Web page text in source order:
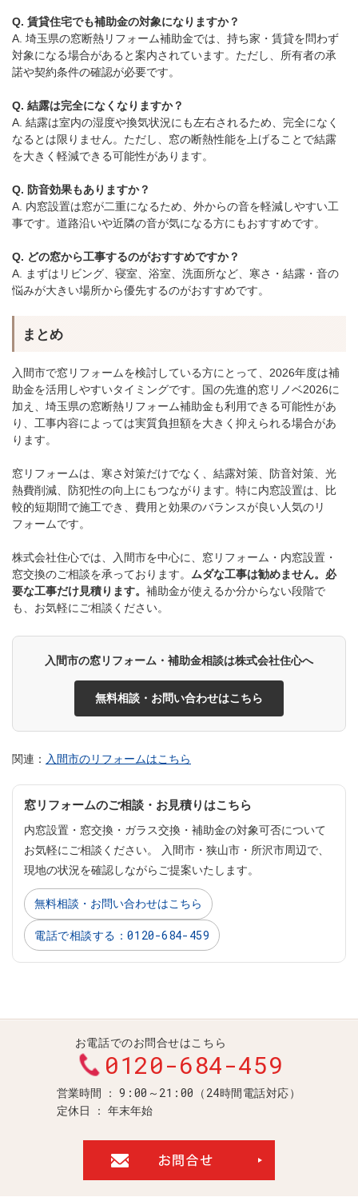
Q. 賃貸住宅でも補助金の対象になりますか？
A. 埼玉県の窓断熱リフォーム補助金では、持ち家・賃貸を問わず
対象になる場合があると案内されています。ただし、所有者の承
諾や契約条件の確認が必要です。
Q. 結露は完全になくなりますか？
A. 結露は室内の湿度や換気状況にも左右されるため、完全になく
なるとは限りません。ただし、窓の断熱性能を上げることで結露
を大きく軽減できる可能性があります。
Q. 防音効果もありますか？
A. 内窓設置は窓が二重になるため、外からの音を軽減しやすい工
事です。道路沿いや近隣の音が気になる方にもおすすめです。
Q. どの窓から工事するのがおすすめですか？
A. まずはリビング、寝室、浴室、洗面所など、寒さ・結露・音の
悩みが大きい場所から優先するのがおすすめです。
まとめ
入間市で窓リフォームを検討している方にとって、2026年度は補
助金を活用しやすいタイミングです。国の先進的窓リノベ2026に
加え、埼玉県の窓断熱リフォーム補助金も利用できる可能性があ
り、工事内容によっては実質負担額を大きく抑えられる場合があ
ります。
窓リフォームは、寒さ対策だけでなく、結露対策、防音対策、光
熱費削減、防犯性の向上にもつながります。特に内窓設置は、比
較的短期間で施工でき、費用と効果のバランスが良い人気のリ
フォームです。
株式会社住心では、入間市を中心に、窓リフォーム・内窓設置・
窓交換のご相談を承っております。 ムダな工事は勧めません。必
要な工事だけ見積ります。 補助金が使えるか分からない段階で
も、お気軽にご相談ください。
入間市の窓リフォーム・補助金相談は株式会社住心へ
無料相談・お問い合わせはこちら
関連： 入間市のリフォームはこちら
窓リフォームのご相談・お見積りはこちら
内窓設置・窓交換・ガラス交換・補助金の対象可否について
お気軽にご相談ください。 入間市・狭山市・所沢市周辺で、
現地の状況を確認しながらご提案いたします。
無料相談・お問い合わせはこちら
電話で相談する：0120-684-459
お電話でのお問合せはこちら
0120-684-459
営業時間 9:00～21:00（24時間電話対応）
定休日 年末年始